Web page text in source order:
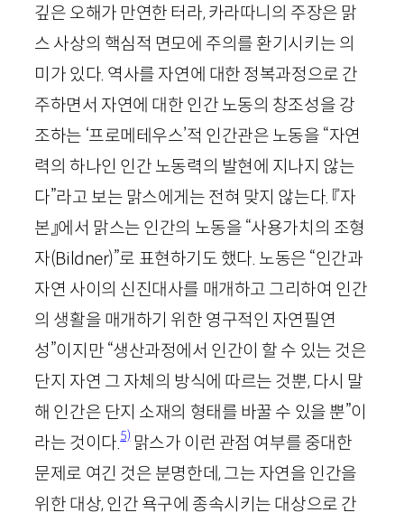
깊은 오해가 만연한 터라, 카라따니의 주장은 맑
스 사상의 핵심적 면모에 주의를 환기시키는 의
미가 있다. 역사를 자연에 대한 정복과정으로 간
주하면서 자연에 대한 인간 노동의 창조성을 강
조하는 ‘프로메테우스’적 인간관은 노동을 “자연
력의 하나인 인간 노동력의 발현에 지나지 않는
다”라고 보는 맑스에게는 전혀 맞지 않는다. 『자
본』에서 맑스는 인간의 노동을 “사용가치의 조형
자(Bildner)”로 표현하기도 했다. 노동은 “인간과
자연 사이의 신진대사를 매개하고 그리하여 인간
의 생활을 매개하기 위한 영구적인 자연필연
성”이지만 “생산과정에서 인간이 할 수 있는 것은
단지 자연 그 자체의 방식에 따르는 것뿐, 다시 말
해 인간은 단지 소재의 형태를 바꿀 수 있을 뿐”이
라는 것이다.5)맑스가 이런 관점 여부를 중대한
문제로 여긴 것은 분명한데, 그는 자연을 인간을
위한 대상, 인간 욕구에 종속시키는 대상으로 간